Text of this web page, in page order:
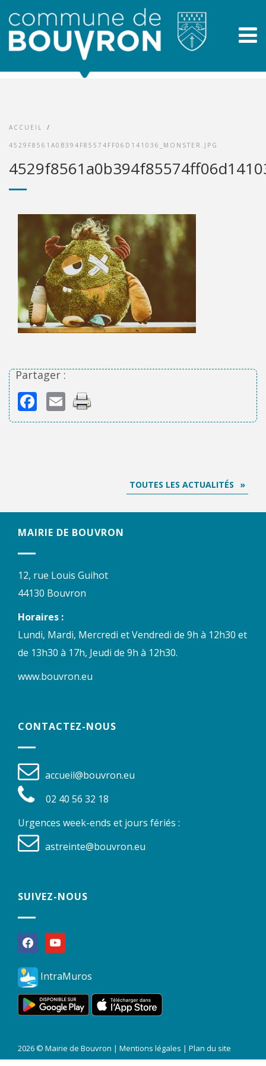
ACCUEIL /
4529F8561A0B394F85574FF06D141036_MONSTER.JPG
Partager :
Facebook
Email
TOUTES LES ACTUALITÉS
MAIRIE DE BOUVRON
12, rue Louis Guihot
44130 Bouvron
Horaires :
Lundi, Mardi, Mercredi et Vendredi de 9h à 12h30 et
de 13h30 à 17h, Jeudi de 9h à 12h30.
www.bouvron.eu
CONTACTEZ-NOUS
accueil@bouvron.eu
02 40 56 32 18
Urgences week-ends et jours fériés :
astreinte@bouvron.eu
SUIVEZ-NOUS
facebookyoutube
IntraMuros
2026 © Mairie de Bouvron | Mentions légales | Plan du site